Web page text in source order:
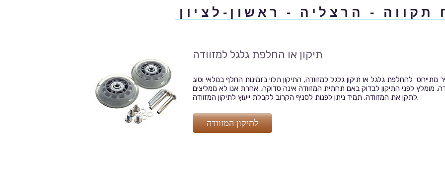
תקווה - הרצליה - ראשון-לציון
תיקון או החלפת גלגל למזוודה
מתייחס להחלפת גלגל או תיקון גלגל למזוודה, התיקון תלוי בזמינות החלף במלאי וסוג
מומלץ לפני התיקון לבדוק באם תחתית המזוודה אינה סדוקה, אחרת אנו לא ממליצים
לתקן את המזוודה. תמיד ניתן לפנות לסניף הקרוב לקבלת ייעוץ לתיקון המזוודה.
לתיקון המזוודה